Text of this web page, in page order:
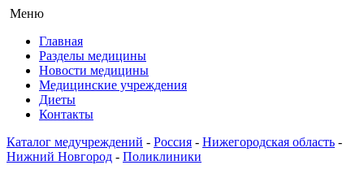
Меню
Главная
Разделы медицины
Новости медицины
Медицинские учреждения
Диеты
Контакты
Каталог медучреждений - Россия - Нижегородская область -
Нижний Новгород - Поликлиники